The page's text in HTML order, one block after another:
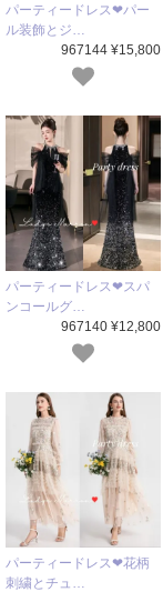
パーティードレス❤パー
ル装飾とジ…
967144 ¥15,800
パーティードレス❤スパ
ンコールグ…
967140 ¥12,800
パーティードレス❤花柄
刺繍とチュ…